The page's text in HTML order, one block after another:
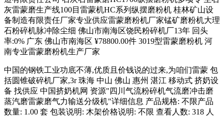
灰雷蒙磨生产线100目雷蒙机HC系列纵摆磨粉机 桂林矿山设
备制造有限责任厂家专业供应雷蒙磨粉机厂家锰矿磨粉机大理
石粉碎机脉冲除尘细 佛山市南海区饶民粉碎机厂13年 回头
率:0% 广东 佛山市南海区 ¥78800.00件 3019型雷蒙磨粉机 河
南专业雷蒙磨粉机生产厂家
中国的钢铁工业功底不薄,优质且价钱说的过来,为咱们雷蒙 包
括圆锥破碎机厂家,3r 珠海 中山 佛山 惠州 湛江 移动式 挤奶设
备 找供应 中国挤奶机网 资源"四川气流粉碎机气流磨冲击磨
蒸汽磨雷蒙磨气力输送分级机"详细信息 产品规格: 不限产品
数量: 1.00 套 包装说明: 木架价格说明: 不限 查看人数: 318 人